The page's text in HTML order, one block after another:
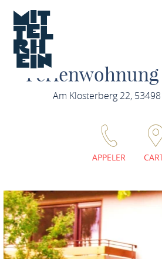
Am Klosterberg 22,
APPELER